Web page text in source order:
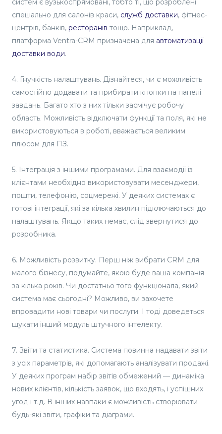
систем є вузькоспрямовані, тобто ті, що розроблені
спеціально для салонів краси, служб доставки, фітнес-
центрів, банків, ресторанів тощо. Наприклад,
платформа Ventra-CRM призначена для автоматизації
доставки води.
4. Гнучкість налаштувань. Дізнайтеся, чи є можливість
самостійно додавати та прибирати кнопки на панелі
завдань. Багато хто з них тільки засмічує робочу
область. Можливість відключати функції та поля, які не
використовуються в роботі, вважається великим
плюсом для ПЗ.
5. Інтеграція з іншими програмами. Для взаємодії із
клієнтами необхідно використовувати месенджери,
пошти, телефонію, соцмережі. У деяких системах є
готові інтеграції, які за кілька хвилин підключаються до
налаштувань. Якщо таких немає, слід звернутися до
розробника.
6. Можливість розвитку. Перш ніж вибрати CRM для
малого бізнесу, подумайте, якою буде ваша компанія
за кілька років. Чи достатньо того функціонала, який
система має сьогодні? Можливо, ви захочете
впровадити нові товари чи послуги. І тоді доведеться
шукати інший модуль штучного інтелекту.
7. Звіти та статистика. Система повинна надавати звіти
з усіх параметрів, які допомагають аналізувати продажі.
У деяких програм набір звітів обмежений — динаміка
нових клієнтів, кількість заявок, що входять, і успішних
угод і т.д. В інших навпаки є можливість створювати
будь-які звіти, графіки та діаграми.